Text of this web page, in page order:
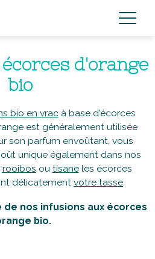
d'orange
bio
bio en vracà base d'écorces
est généralement utilisée
son parfum envoûtant, vous
unique également dans nos
rooibos ou tisaneles écorces
délicatement votre tasse.
nos infusions aux écorces
bio.